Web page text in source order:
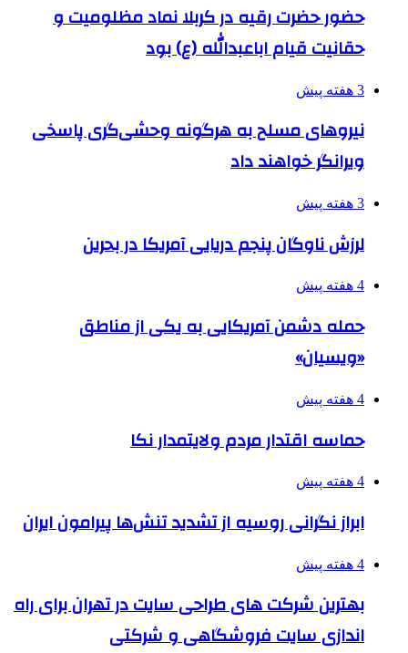
حضور حضرت رقیه در کربلا نماد مظلومیت و
حقانیت قیام اباعبدالله (ع) بود
3 هفته پیش
نیروهای مسلح به هرگونه وحشی‌گری پاسخی
ویرانگر خواهند داد
3 هفته پیش
لرزش ناوگان پنجم دریایی آمریکا در بحرین
4 هفته پیش
حمله دشمن آمریکایی به یکی از مناطق
«ویسیان»
4 هفته پیش
حماسه اقتدار مردم ولایتمدار نکا
4 هفته پیش
ابراز نگرانی روسیه از تشدید تنش‌ها پیرامون ایران
4 هفته پیش
بهترین شرکت های طراحی سایت در تهران برای راه
اندازی سایت فروشگاهی و شرکتی